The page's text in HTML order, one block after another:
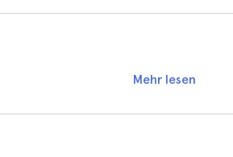
Mehr lesen